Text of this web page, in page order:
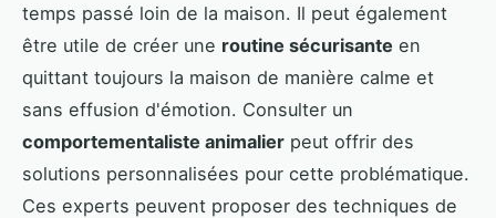
temps passé loin de la maison. Il peut également
être utile de créer une routine sécurisante en
quittant toujours la maison de manière calme et
sans effusion d'émotion. Consulter un
comportementaliste animalier peut offrir des
solutions personnalisées pour cette problématique.
Ces experts peuvent proposer des techniques de